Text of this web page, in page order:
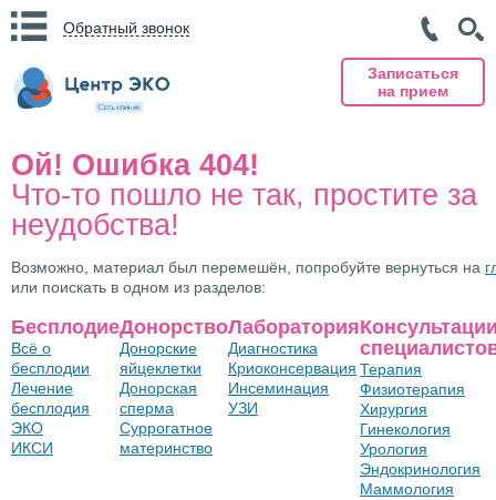
Обратный звонок
Записаться
на прием
Ой! Ошибка 404!
Что-то пошло не так, простите за
неудобства!
Возможно, материал был перемешён, попробуйте вернуться на
или поискать в одном из разделов:
Бесплодие
Всё о
бесплодии
Лечение
бесплодия
ЭКО
ИКСИ
Донорство
Донорские
яйцеклетки
Донорская
сперма
Суррогатное
материнство
Лаборатория
Диагностика
Криоконсервация
Инсеминация
УЗИ
Терапия
Физиотерапия
Хирургия
Гинекология
Урология
Эндокринология
Маммология